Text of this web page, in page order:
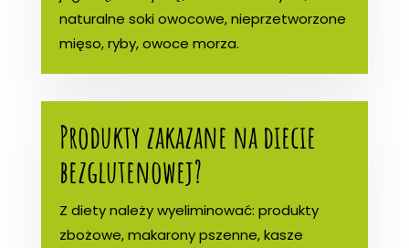
naturalne soki owocowe, nieprzetworzone
mięso, ryby, owoce morza.
Produkty zakazane na diecie
bezglutenowej?
Z diety należy wyeliminować: produkty
zbożowe, makarony pszenne, kasze